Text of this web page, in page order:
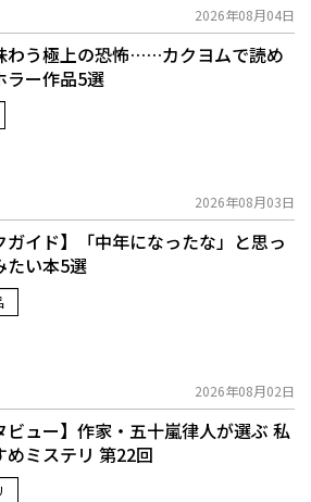
2026年08月04日
わう極上の恐怖……カクヨムで読め
ラー作品5選
2026年08月03日
ガイド】「中年になったな」と思っ
たい本5選
2026年08月02日
ビュー】作家・五十嵐律人が選ぶ 私
めミステリ 第22回